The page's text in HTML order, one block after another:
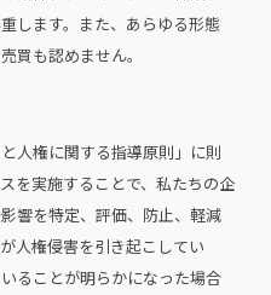
します。また、あらゆる形態
買も認めません。
人権に関する指導原則」に則
を実施することで、私たちの企
響を特定、評価、防止、軽減
人権侵害を引き起こしてい
ることが明らかになった場合